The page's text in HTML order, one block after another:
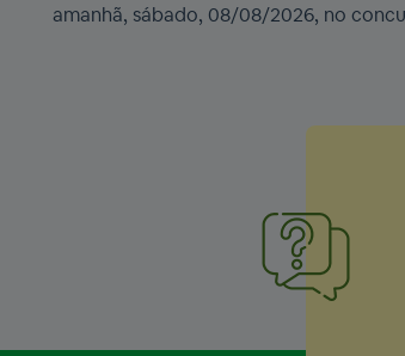
amanhã, sábado, 08/08/2026, no